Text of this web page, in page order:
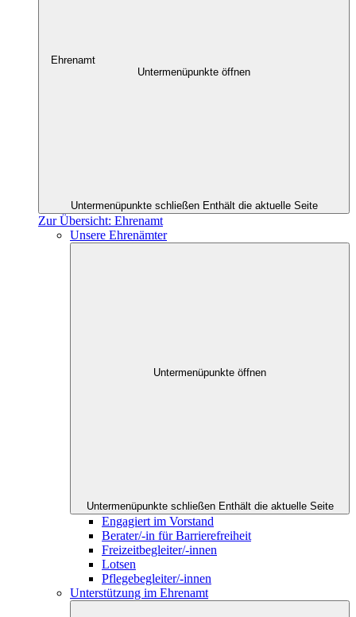
Ehrenamt
Untermenüpunkte öffnen
Untermenüpunkte schließen Enthält die aktuelle Seite
Zur Übersicht: Ehrenamt
Unsere Ehrenämter
Untermenüpunkte öffnen
Untermenüpunkte schließen Enthält die aktuelle Seite
Engagiert im Vorstand
Berater/-in für Barrierefreiheit
Freizeitbegleiter/-innen
Lotsen
Pflegebegleiter/-innen
Unterstützung im Ehrenamt